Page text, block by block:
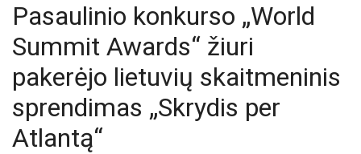
Pasaulinio konkurso „World
Summit Awards“ žiuri
pakerėjo lietuvių skaitmeninis
sprendimas „Skrydis per
Atlantą“